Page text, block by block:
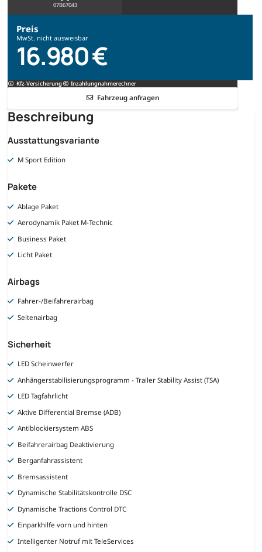
07B67043
Preis
MwSt. nicht ausweisbar
16.980 €
Kfz-Versicherung Inzahlungnahmerechner
Fahrzeug anfragen
Beschreibung
Ausstattungsvariante
M Sport Edition
Pakete
Ablage Paket
Aerodynamik Paket M-Technic
Business Paket
Licht Paket
Airbags
Fahrer-/Beifahrerairbag
Seitenairbag
Sicherheit
LED Scheinwerfer
Anhängerstabilisierungsprogramm - Trailer Stability Assist (TSA)
LED Tagfahrlicht
Aktive Differential Bremse (ADB)
Antiblockiersystem ABS
Beifahrerairbag Deaktivierung
Berganfahrassistent
Bremsassistent
Dynamische Stabilitätskontrolle DSC
Dynamische Tractions Control DTC
Einparkhilfe vorn und hinten
Intelligenter Notruf mit TeleServices